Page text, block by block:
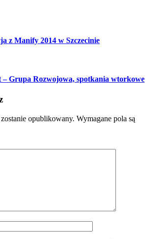
z Manify 2014 w Szczecinie
– Grupa Rozwojowa, spotkania wtorkowe
opublikowany. Wymagane pola są